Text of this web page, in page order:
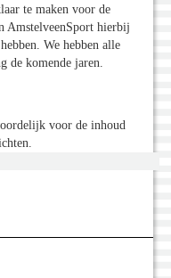
te maken voor de
AmstelveenSport hierbij
We hebben alle
de komende jaren.
voor de inhoud